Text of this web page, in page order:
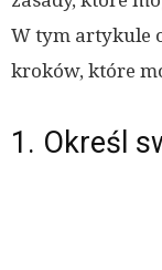
W tym artykule
kroków, które
1. Określ